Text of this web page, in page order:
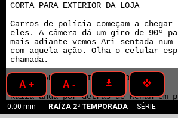
0:00 min RAÍZA 2ª TEMPORADA SÉRIE
A + A - get_app open_with
CORTA PARA EXTERIOR DA LOJA
Carros de polícia começam a
eles. A câmera dá um giro de 90º
mais adiante vemos Ari sentada num
com aquela ação. Olha o celular
chamada.
CORTA PARA INTERIOR DA LOJA
Raíza anda por detrás de Renan em
Renan gira os olhos notando a